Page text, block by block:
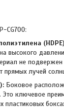
CG700:
высокого
не
прямых лучей
Боковое
ключевое
пластиковых